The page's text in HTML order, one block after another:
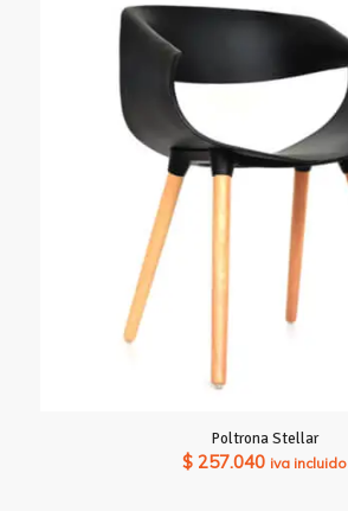
Poltrona Stellar
$ 257.040 iva incluido